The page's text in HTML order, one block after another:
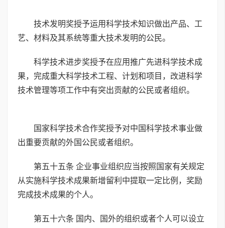
技术发明奖授予运用科学技术知识做出产品、工
艺、材料及其系统等重大技术发明的公民。
科学技术进步奖授予在应用推广先进科学技术成
果，完成重大科学技术工程、计划和项目，改进科学
技术管理等项工作中有突出贡献的公民或者组织。
国家科学技术合作奖授予对中国科学技术事业做
出重要贡献的外国公民或者组织。
第五十五条 企业事业组织应当按照国家有关规定
从实施科学技术成果新增留利中提取一定比例，奖励
完成技术成果的个人。
第五十六条 国内、国外的组织或者个人可以设立